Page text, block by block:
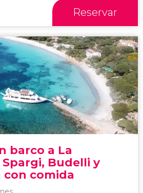
Reservar
barco a La
Budelli y
con comida